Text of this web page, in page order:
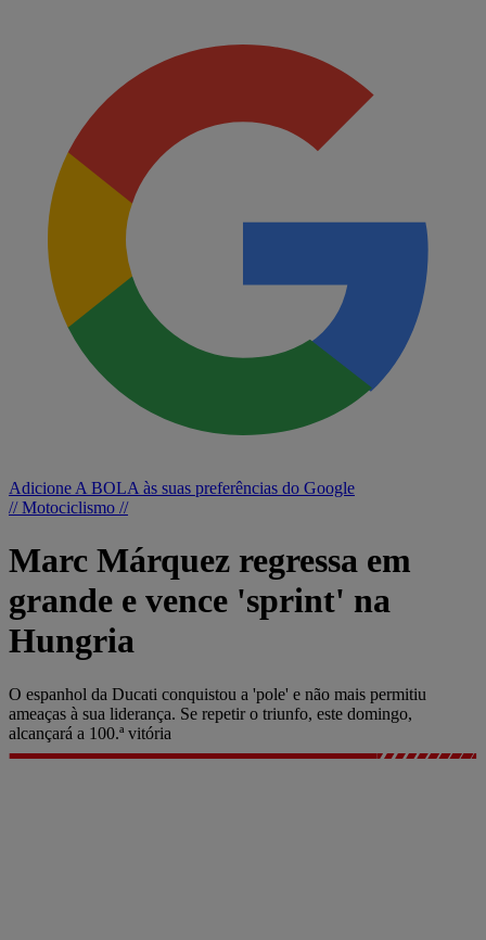
Adicione A BOLA às suas preferências do Google
// Motociclismo //
Marc Márquez regressa em
grande e vence 'sprint' na
Hungria
O espanhol da Ducati conquistou a 'pole' e não mais permitiu
ameaças à sua liderança. Se repetir o triunfo, este domingo,
alcançará a 100.ª vitória